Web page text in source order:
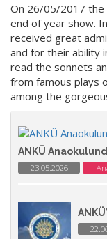
On 26/05/2017 the
end of year show.
received great
and for their ability
read the sonnets
from famous plays
among the
ANKÜ
23.05.2026